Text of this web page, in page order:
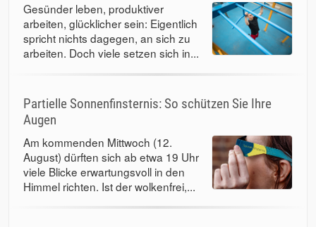
Gesünder leben, produktiver
arbeiten, glücklicher sein: Eigentlich
spricht nichts dagegen, an sich zu
arbeiten. Doch viele setzen sich in...
Partielle Sonnenfinsternis: So schützen Sie Ihre
Augen
Am kommenden Mittwoch (12.
August) dürften sich ab etwa 19 Uhr
viele Blicke erwartungsvoll in den
Himmel richten. Ist der wolkenfrei,...